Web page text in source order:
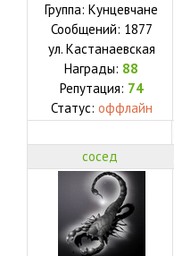
Группа: Кунцевчане
Сообщений: 1877
ул. Кастанаевская
Награды: 88
Репутация: 74
Статус: оффлайн
сосед